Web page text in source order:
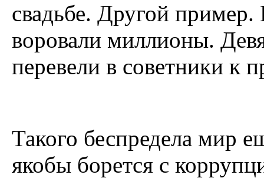
свадьбе. Другой
воровали миллионы.
перевели в советники к
Такого беспредела мир
якобы борется с